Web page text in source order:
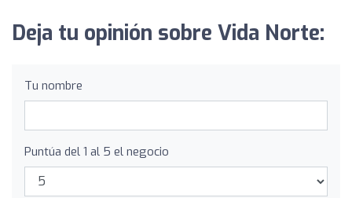
Deja tu opinión sobre Vida Norte:
Tu nombre
Puntúa del 1 al 5 el negocio